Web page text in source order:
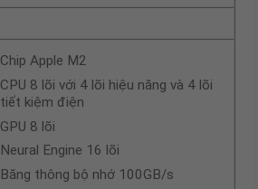
Chip Apple M2
CPU 8 lõi với 4 lõi hiệu năng và 4 lõi
tiết kiệm điện
GPU 8 lõi
Neural Engine 16 lõi
Băng thông bộ nhớ 100GB/s